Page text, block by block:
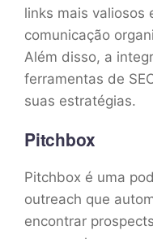
links mais valiosos
comunicação
Além disso, a
ferramentas de
suas estratégias.
Pitchbox
Pitchbox é uma
outreach que
encontrar